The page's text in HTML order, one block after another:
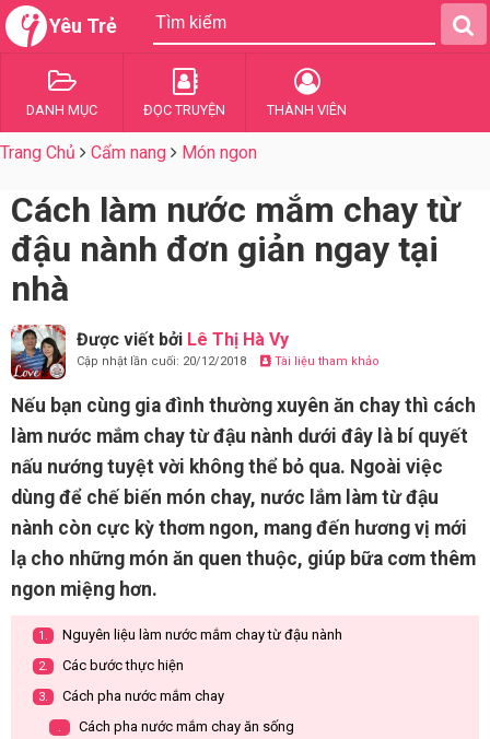
Yêu Trẻ
DANH MỤC ĐỌC TRUYỆN THÀNH VIÊN
Trang Chủ Cẩm nang Món ngon
Cách làm nước mắm chay từ
đậu nành đơn giản ngay tại
nhà
Được viết bởi Lê Thị Hà Vy
Cập nhật lần cuối: 20/12/2018 Tài liệu tham khảo
Nếu bạn cùng gia đình thường xuyên ăn chay thì cách
làm nước mắm chay từ đậu nành dưới đây là bí quyết
nấu nướng tuyệt vời không thể bỏ qua. Ngoài việc
dùng để chế biến món chay, nước lắm làm từ đậu
nành còn cực kỳ thơm ngon, mang đến hương vị mới
lạ cho những món ăn quen thuộc, giúp bữa cơm thêm
ngon miệng hơn.
1. Nguyên liệu làm nước mắm chay từ đậu nành
2. Các bước thực hiện
3. Cách pha nước mắm chay
. Cách pha nước mắm chay ăn sống